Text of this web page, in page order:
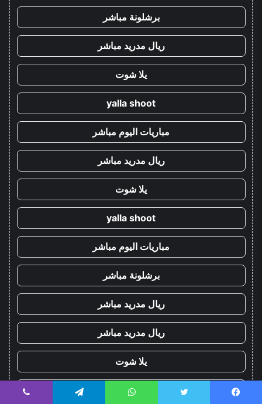
برشلونة مباشر
ريال مدريد مباشر
يلا شوت
yalla shoot
مباريات اليوم مباشر
ريال مدريد مباشر
يلا شوت
yalla shoot
مباريات اليوم مباشر
برشلونة مباشر
ريال مدريد مباشر
ريال مدريد مباشر
يلا شوت
yalla shoot